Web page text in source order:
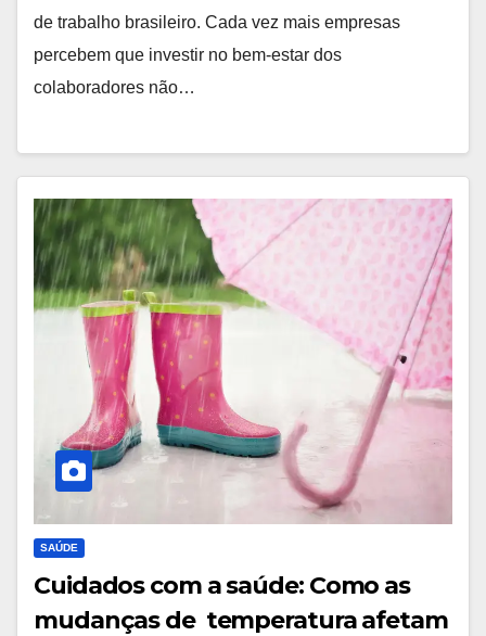
de trabalho brasileiro. Cada vez mais empresas
percebem que investir no bem-estar dos
colaboradores não…
SAÚDE
Cuidados com a saúde: Como as
mudanças de temperatura afetam